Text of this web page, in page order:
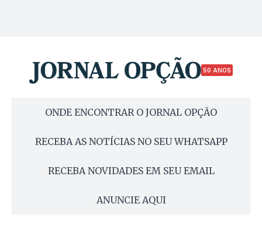
50 ANOS
ONDE ENCONTRAR O JORNAL OPÇÃO
RECEBA AS NOTÍCIAS NO SEU WHATSAPP
RECEBA NOVIDADES EM SEU EMAIL
ANUNCIE AQUI